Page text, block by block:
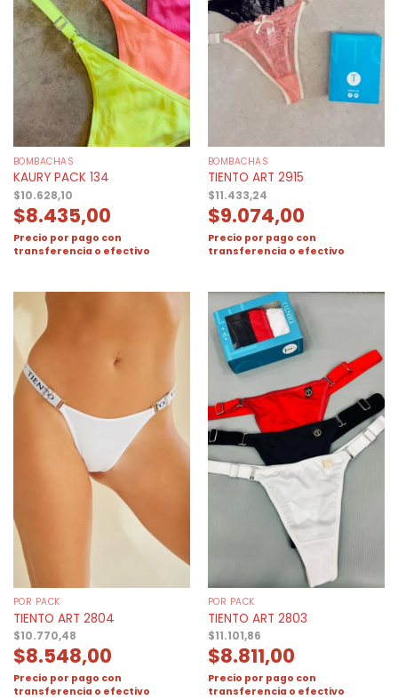
BOMBACHAS
KAURY PACK 134
$10.628,10
$8.435,00
Precio por pago con
transferencia o efectivo
BOMBACHAS
TIENTO ART 2915
$11.433,24
$9.074,00
Precio por pago con
transferencia o efectivo
POR PACK
TIENTO ART 2804
$10.770,48
$8.548,00
Precio por pago con
transferencia o efectivo
POR PACK
TIENTO ART 2803
$11.101,86
$8.811,00
Precio por pago con
transferencia o efectivo